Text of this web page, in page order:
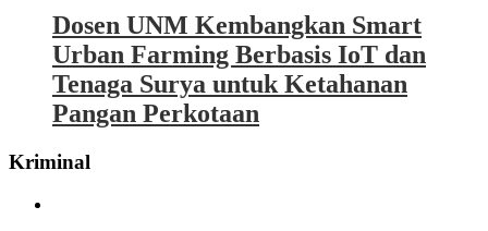
Dosen UNM Kembangkan Smart
Urban Farming Berbasis IoT dan
Tenaga Surya untuk Ketahanan
Pangan Perkotaan
Kriminal